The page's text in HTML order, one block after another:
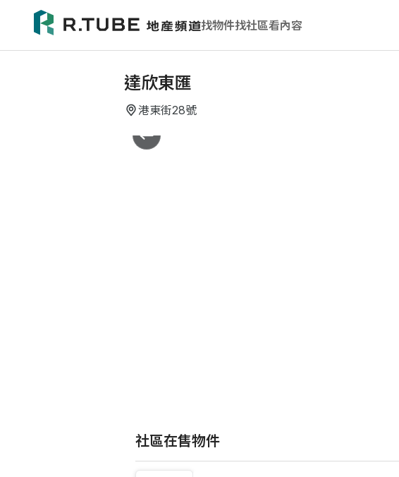
找物件找社區看內容
達欣東匯
港東街28號
社區在售物件